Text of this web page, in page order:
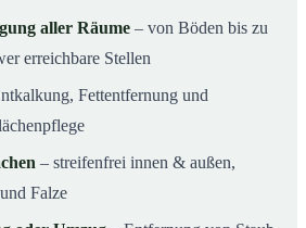
aller Räume – von Böden bis zu
erreichbare Stellen
Fettentfernung und
– streifenfrei innen & außen,
Falze